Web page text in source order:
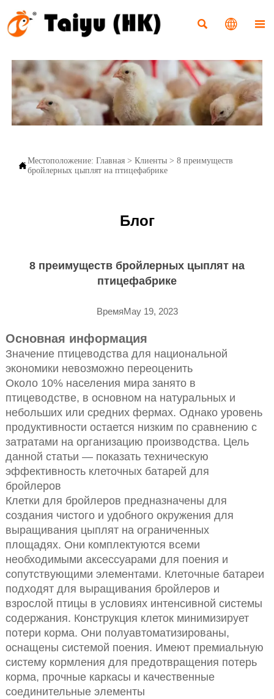
  
Местоположение: Главная> Клиенты> 8 преимуществ
бройлерных цыплят на птицефабрике
Блог
8 преимуществ бройлерных цыплят на
птицефабрике
ВремяMay 19, 2023
Основная информация
Значение птицеводства для национальной
экономики невозможно переоценить
Около 10% населения мира занято в
птицеводстве, в основном на натуральных и
небольших или средних фермах. Однако уровень
продуктивности остается низким по сравнению с
затратами на организацию производства. Цель
данной статьи — показать техническую
эффективность клеточных батарей для
бройлеров
Клетки для бройлеров предназначены для
создания чистого и удобного окружения для
выращивания цыплят на ограниченных
площадях. Они комплектуются всеми
необходимыми аксессуарами для поения и
сопутствующими элементами. Клеточные батареи
подходят для выращивания бройлеров и
взрослой птицы в условиях интенсивной системы
содержания. Конструкция клеток минимизирует
потери корма. Они полуавтоматизированы,
оснащены системой поения. Имеют премиальную
систему кормления для предотвращения потерь
корма, прочные каркасы и качественные
соединительные элементы